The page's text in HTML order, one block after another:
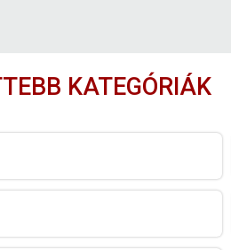
KATEGÓRIÁK